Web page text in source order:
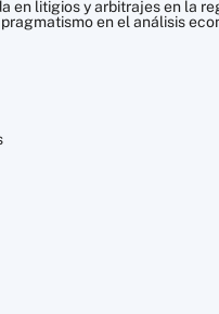
en litigios y arbitrajes en la
en el análisis